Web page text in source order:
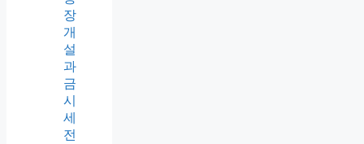
장
개
설
과
금
시
세
전